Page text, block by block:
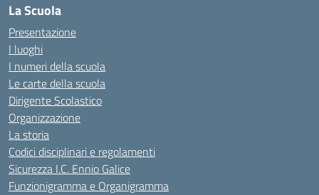
La Scuola
Presentazione
I luoghi
I numeri della scuola
Le carte della scuola
Dirigente Scolastico
Organizzazione
La storia
Codici disciplinari e regolamenti
Sicurezza I.C. Ennio Galice
Funzionigramma e Organigramma